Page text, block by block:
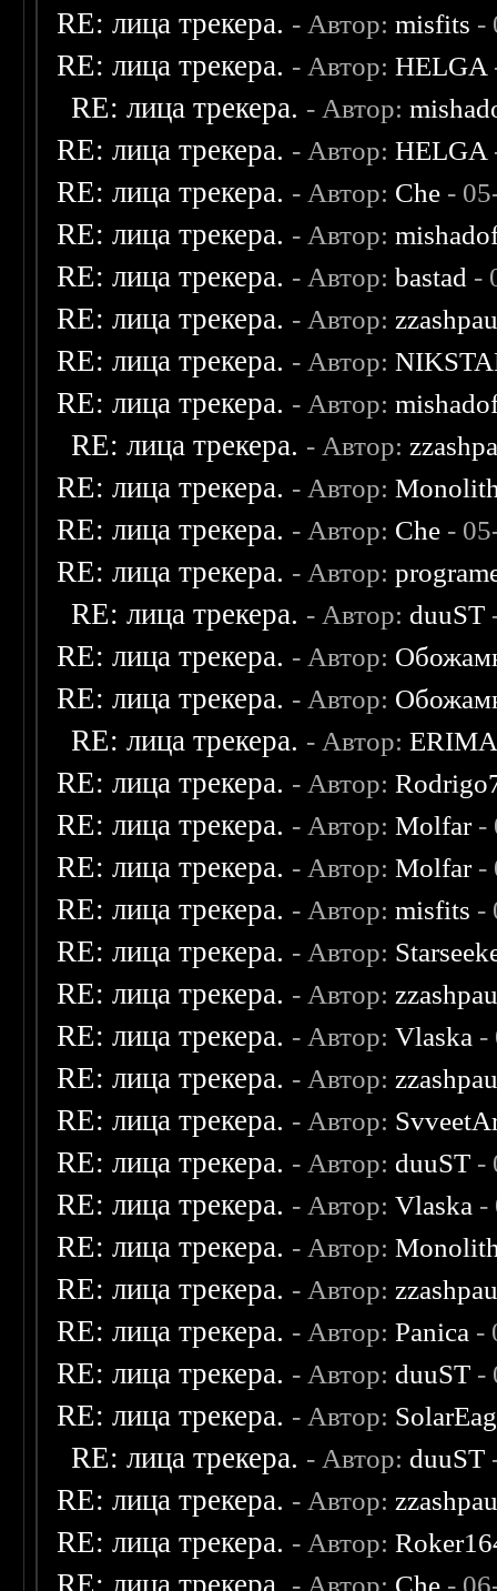
RE: лица трекера. - Автор:misfits -
RE: лица трекера. - Автор:HELGA
RE: лица трекера. - Автор:
RE: лица трекера. - Автор:HELGA
RE: лица трекера. - Автор: Che -
RE: лица трекера. - Автор:
RE: лица трекера. - Автор:bastad -
RE: лица трекера. - Автор:
RE: лица трекера. - Автор:
RE: лица трекера. - Автор:
RE: лица трекера. - Автор:
RE: лица трекера. - Автор:
RE: лица трекера. - Автор: Che -
RE: лица трекера. - Автор:
RE: лица трекера. - Автор: duuST
RE: лица трекера. - Автор:
RE: лица трекера. - Автор:
RE: лица трекера. - Автор:
RE: лица трекера. - Автор:
RE: лица трекера. - Автор:Molfar-
RE: лица трекера. - Автор:Molfar-
RE: лица трекера. - Автор:misfits -
RE: лица трекера. - Автор:
RE: лица трекера. - Автор:
RE: лица трекера. - Автор:Vlaska -
RE: лица трекера. - Автор:
RE: лица трекера. - Автор:
RE: лица трекера. - Автор: duuST -
RE: лица трекера. - Автор:Vlaska -
RE: лица трекера. - Автор:
RE: лица трекера. - Автор:
RE: лица трекера. - Автор:Panica -
RE: лица трекера. - Автор: duuST -
RE: лица трекера. - Автор:
RE: лица трекера. - Автор: duuST
RE: лица трекера. - Автор:
RE: лица трекера. - Автор:
- Автор: Che -